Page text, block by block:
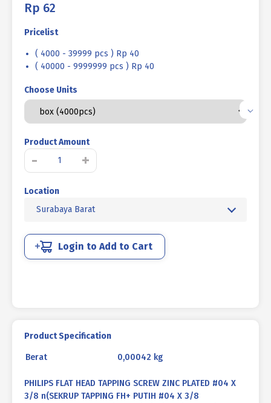
Rp 62
Pricelist
( 4000 - 39999 pcs ) Rp 40
( 40000 - 9999999 pcs ) Rp 40
Choose Units
Product Amount
-
Kuantitas
FH+
UCP
X
3/8
+
Location
Surabaya Barat
Login to Add to Cart
Product Specification
Berat 0,00042 kg
PHILIPS FLAT HEAD TAPPING SCREW ZINC PLATED #04 X
3/8 n(SEKRUP TAPPING FH+ PUTIH #04 X 3/8